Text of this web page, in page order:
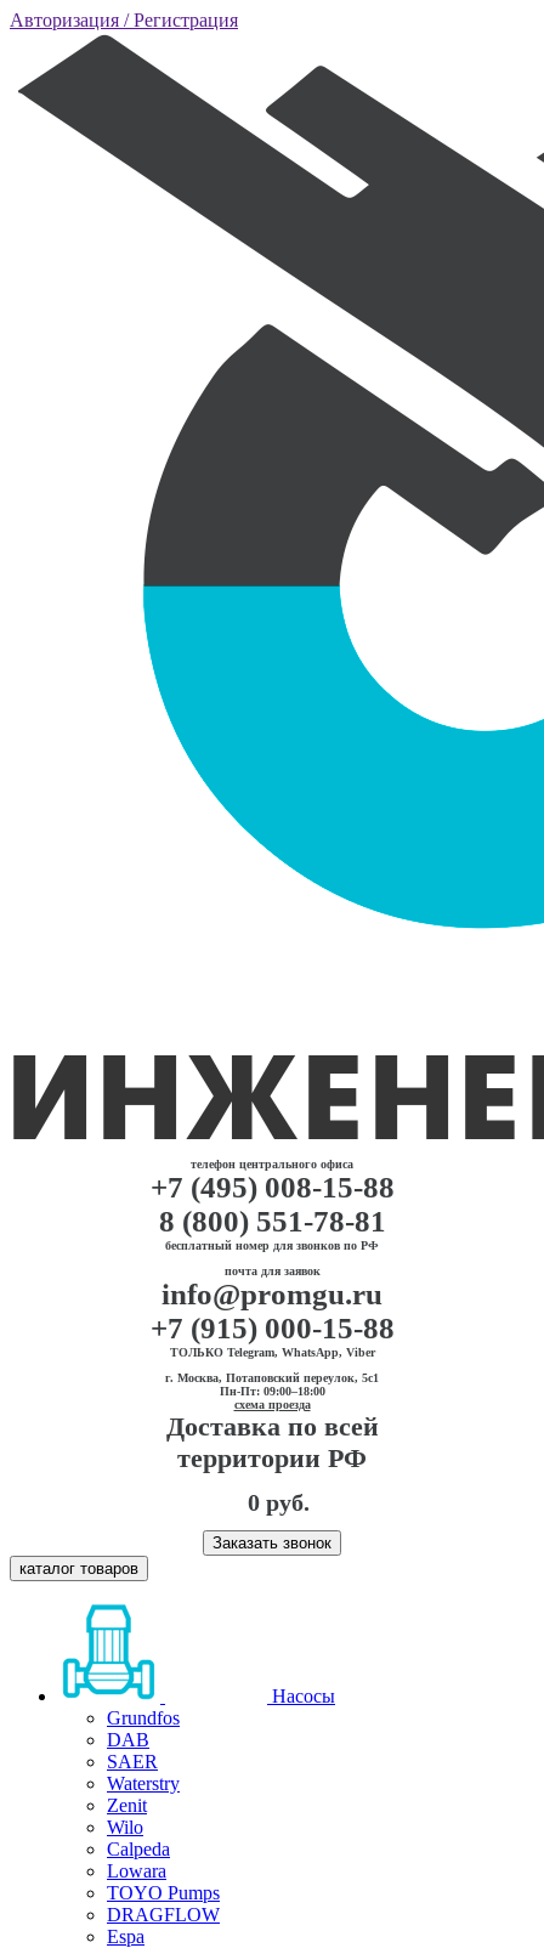
Авторизация / Регистрация
телефон центрального офиса
+7 (495) 008-15-88
8 (800) 551-78-81
бесплатный номер для звонков по РФ
почта для заявок
info@promgu.ru
+7 (915) 000-15-88
ТОЛЬКО Telegram, WhatsApp, Viber
г. Москва, Потаповский переулок, 5с1
Пн-Пт: 09:00–18:00
схема проезда
Доставка по всей
территории РФ
0 руб.
Заказать звонок
каталог товаров
Насосы
Grundfos
DAB
SAER
Waterstry
Zenit
Wilo
Calpeda
Lowara
TOYO Pumps
DRAGFLOW
Espa